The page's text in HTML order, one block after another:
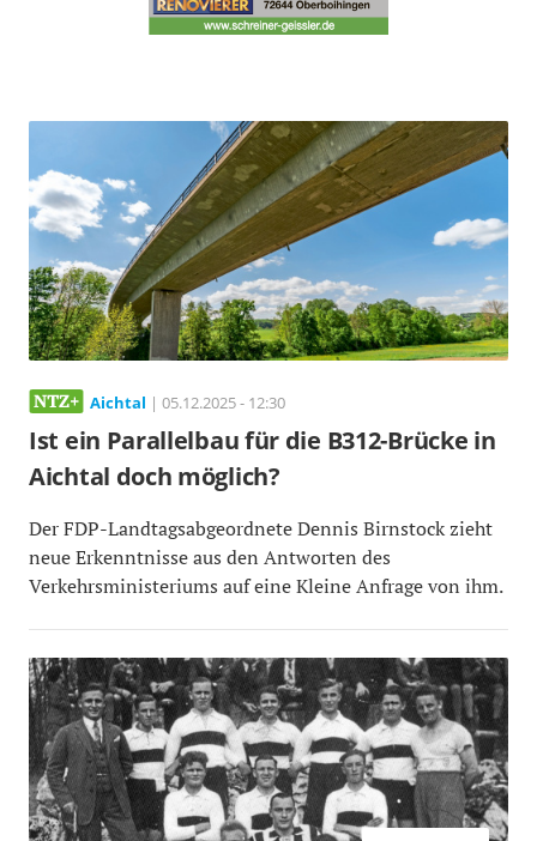
Aichtal | 05.12.2025 - 12:30
Ist ein Parallelbau für die B312-Brücke in
Aichtal doch möglich?
Der FDP-Landtagsabgeordnete Dennis Birnstock zieht
neue Erkenntnisse aus den Antworten des
Verkehrsministeriums auf eine Kleine Anfrage von ihm.